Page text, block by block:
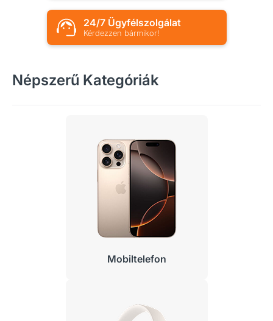
24/7 Ügyfélszolgálat
Kérdezzen bármikor!
Népszerű Kategóriák
Mobiltelefon